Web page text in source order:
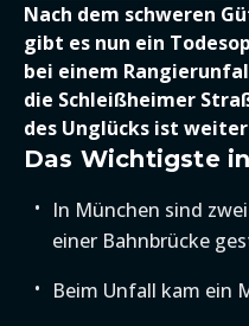
Nach dem schweren
gibt es nun ein
bei einem
die Schleißheimer
des Unglücks ist
Das Wichtigste
In München sind
einer Bahnbrücke
Beim Unfall kam ein